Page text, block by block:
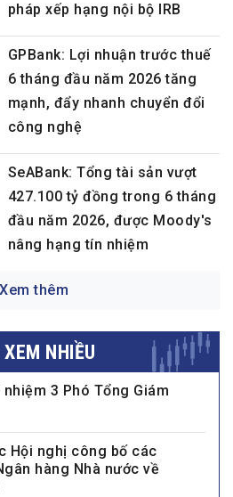
pháp xếp hạng nội bộ IRB
GPBank: Lợi nhuận trước thuế
6 tháng đầu năm 2026 tăng
mạnh, đẩy nhanh chuyển đổi
công nghệ
SeABank: Tổng tài sản vượt
427.100 tỷ đồng trong 6 tháng
đầu năm 2026, được Moody's
nâng hạng tín nhiệm
Xem thêm
NHIỀU
3 Phó Tổng Giám
Hội nghị công bố các
hàng Nhà nước về